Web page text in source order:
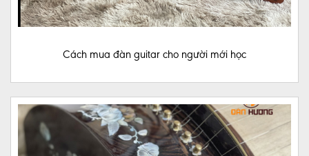
Cách mua đàn guitar cho người mới học